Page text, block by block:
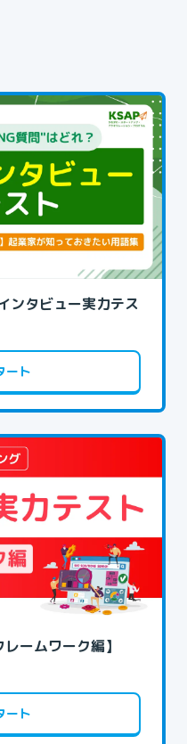
ンタビュー実力テス
ート
ームワーク編】
ート